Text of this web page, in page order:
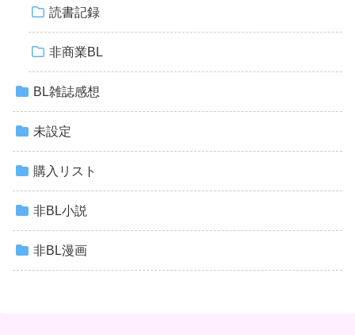
読書記録
非商業BL
BL雑誌感想
未設定
購入リスト
非BL小説
非BL漫画